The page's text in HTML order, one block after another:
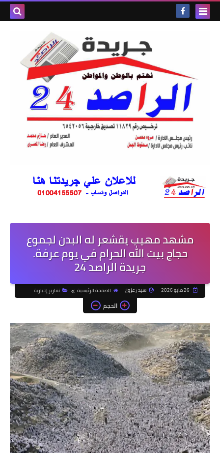
مشهد مهيب يقشعر له البدن لجموع
حجاج بيت الله الحرام في يوم عرفة.
جريدة الراصد 24
سيد زعزوع الصفحة الرئيسية تقارير إخبارية
الحجم